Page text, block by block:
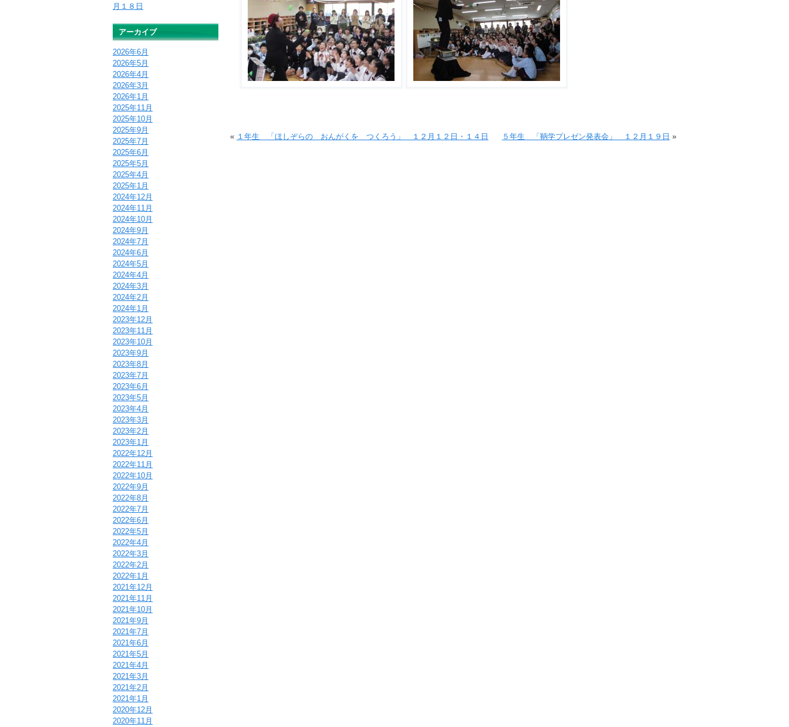
« １年生 「ほしぞらの おんがくを つくろう」 １２月１２日・１４日 ５年生 「鞆学プレゼン発表会」 １２月１９日 »
月１８日
アーカイブ
2026年6月
2026年5月
2026年4月
2026年3月
2026年1月
2025年11月
2025年10月
2025年9月
2025年7月
2025年6月
2025年5月
2025年4月
2025年1月
2024年12月
2024年11月
2024年10月
2024年9月
2024年7月
2024年6月
2024年5月
2024年4月
2024年3月
2024年2月
2024年1月
2023年12月
2023年11月
2023年10月
2023年9月
2023年8月
2023年7月
2023年6月
2023年5月
2023年4月
2023年3月
2023年2月
2023年1月
2022年12月
2022年11月
2022年10月
2022年9月
2022年8月
2022年7月
2022年6月
2022年5月
2022年4月
2022年3月
2022年2月
2022年1月
2021年12月
2021年11月
2021年10月
2021年9月
2021年7月
2021年6月
2021年5月
2021年4月
2021年3月
2021年2月
2021年1月
2020年12月
2020年11月